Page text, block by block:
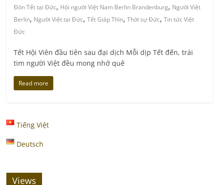
Đón Tết tại Đức, Hội người Việt Nam Berlin Brandenburg, Người Việt
Berlin, Người Việt tại Đức,Tết Giáp Thìn,Thời sự Đức,Tin tức Việt
Đức
Tết Hội Viên đầu tiên sau đại dịch Mỗi dịp Tết đến, trái
tim người Việt đều mong nhớ quê
Read more
Tiếng Việt
Deutsch
Views